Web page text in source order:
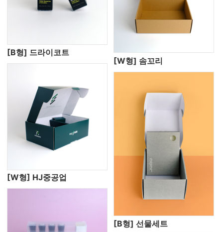
[B형] 드라이코트
[W형] 솜꼬리
[W형] HJ중공업
[B형] 선물세트